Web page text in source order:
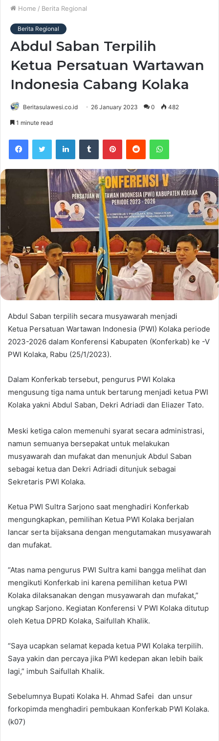
Home / Berita Regional
Berita Regional
Abdul Saban Terpilih
Ketua Persatuan Wartawan
Indonesia Cabang Kolaka
Beritasulawesi.co.id 26 January 2023 0 482
1 minute read
Abdul Saban terpilih secara musyawarah menjadi
Ketua Persatuan Wartawan Indonesia (PWI) Kolaka periode
2023-2026 dalam Konferensi Kabupaten (Konferkab) ke -V
PWI Kolaka, Rabu (25/1/2023).
Dalam Konferkab tersebut, pengurus PWI Kolaka
mengusung tiga nama untuk bertarung menjadi ketua PWI
Kolaka yakni Abdul Saban, Dekri Adriadi dan Eliazer Tato.
Meski ketiga calon memenuhi syarat secara administrasi,
namun semuanya bersepakat untuk melakukan
musyawarah dan mufakat dan menunjuk Abdul Saban
sebagai ketua dan Dekri Adriadi ditunjuk sebagai
Sekretaris PWI Kolaka.
Ketua PWI Sultra Sarjono saat menghadiri Konferkab
mengungkapkan, pemilihan Ketua PWI Kolaka berjalan
lancar serta bijaksana dengan mengutamakan musyawarah
dan mufakat.
“Atas nama pengurus PWI Sultra kami bangga melihat dan
mengikuti Konferkab ini karena pemilihan ketua PWI
Kolaka dilaksanakan dengan musyawarah dan mufakat,”
ungkap Sarjono. Kegiatan Konferensi V PWI Kolaka ditutup
oleh Ketua DPRD Kolaka, Saifullah Khalik.
“Saya ucapkan selamat kepada ketua PWI Kolaka terpilih.
Saya yakin dan percaya jika PWI kedepan akan lebih baik
lagi,” imbuh Saifullah Khalik.
Sebelumnya Bupati Kolaka H. Ahmad Safei dan unsur
forkopimda menghadiri pembukaan Konferkab PWI Kolaka.
(k07)